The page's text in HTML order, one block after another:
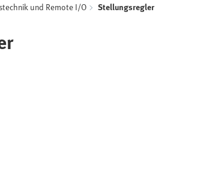
und Remote I/O Stellungsregler